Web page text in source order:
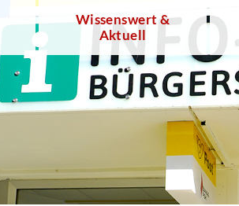
Wissenswert &
Aktuell